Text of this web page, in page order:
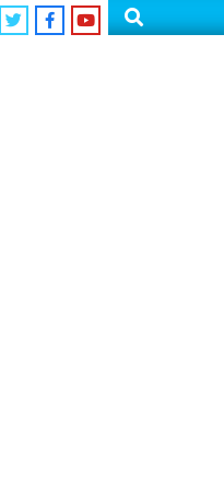
Search